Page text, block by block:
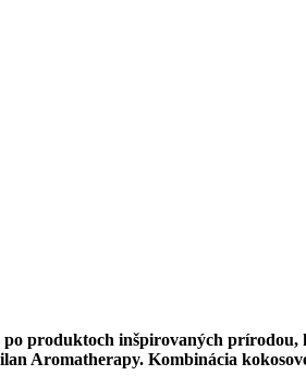
produktoch inšpirovaných
Aromatherapy. Kombinácia